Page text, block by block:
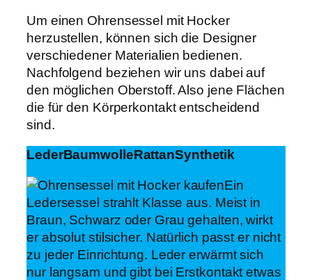
Um einen Ohrensessel mit Hocker
herzustellen, können sich die Designer
verschiedener Materialien bedienen.
Nachfolgend beziehen wir uns dabei auf
den möglichen Oberstoff. Also jene Flächen
die für den Körperkontakt entscheidend
sind.
LederBaumwolleRattanSynthetik
Ein
Ledersessel strahlt Klasse aus. Meist in
Braun, Schwarz oder Grau gehalten, wirkt
er absolut stilsicher. Natürlich passt er nicht
zu jeder Einrichtung. Leder erwärmt sich
nur langsam und gibt bei Erstkontakt etwas